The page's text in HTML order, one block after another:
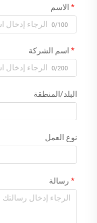
الاسم
0/100
اسم الشركة
0/200
البلد/المنطقة
نوع العمل
رسالة